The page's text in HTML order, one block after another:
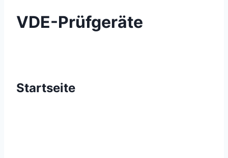
VDE-Prüfgeräte
Startseite